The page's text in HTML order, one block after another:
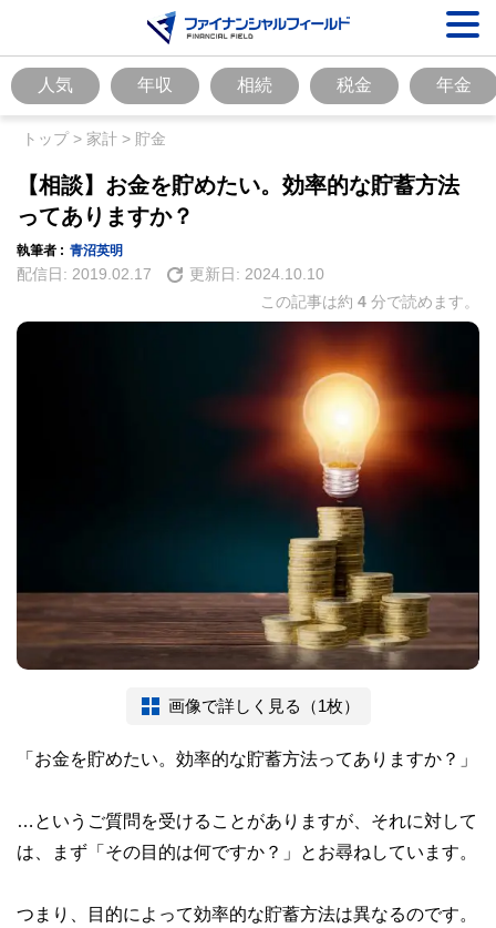
人気 年収 相続 税金 年金
トップ> 家計 > 貯金
【相談】お金を貯めたい。効率的な貯蓄方法
ってありますか？
執筆者 : 青沼英明
配信日: 2019.02.17 更新日: 2024.10.10
この記事は約 4 分で読めます。
画像で詳しく見る（1枚）
「お金を貯めたい。効率的な貯蓄方法ってありますか？」
…というご質問を受けることがありますが、それに対して
は、まず「その目的は何ですか？」とお尋ねしています。
つまり、目的によって効率的な貯蓄方法は異なるのです。